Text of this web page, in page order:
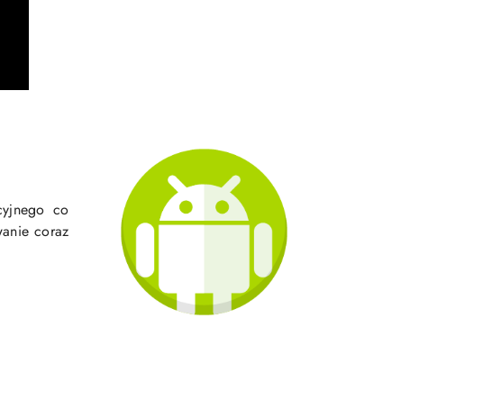
co
coraz